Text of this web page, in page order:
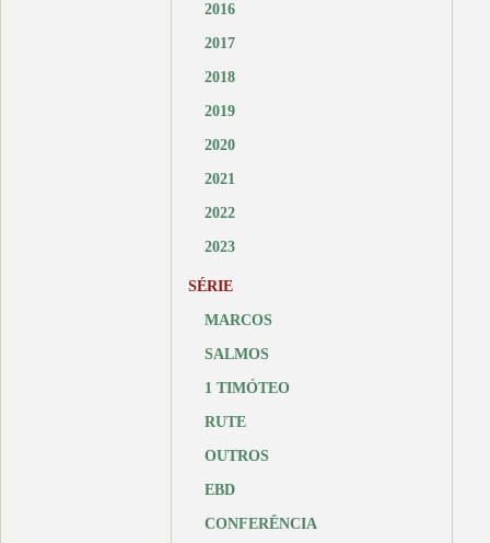
2016
2017
2018
2019
2020
2021
2022
2023
SÉRIE
MARCOS
SALMOS
1 TIMÓTEO
RUTE
OUTROS
EBD
CONFERÊNCIA